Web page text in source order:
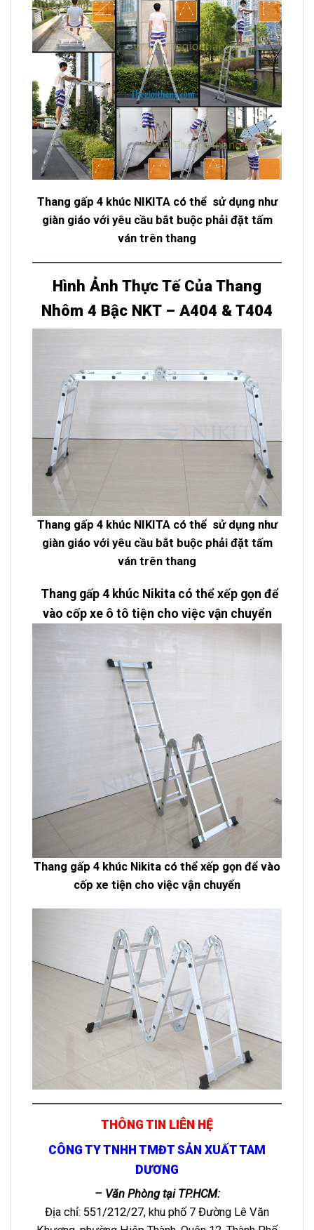
Thang gấp 4 khúc NIKITA có thể sử dụng như
giàn giáo với yêu cầu bắt buộc phải đặt tấm
ván trên thang
Hình Ảnh Thực Tế Của Thang
Nhôm 4 Bậc NKT – A404 & T404
Thang gấp 4 khúc NIKITA có thể sử dụng như
giàn giáo với yêu cầu bắt buộc phải đặt tấm
ván trên thang
Thang gấp 4 khúc Nikita có thể xếp gọn để
vào cốp xe ô tô tiện cho việc vận chuyển
Thang gấp 4 khúc Nikita có thể xếp gọn để vào
cốp xe tiện cho việc vận chuyển
THÔNG TIN LIÊN HỆ
CÔNG TY TNHH TMĐT SẢN XUẤT TAM
DƯƠNG
– Văn Phòng tại TP.HCM:
Địa chỉ: 551/212/27, khu phố 7 Đường Lê Văn